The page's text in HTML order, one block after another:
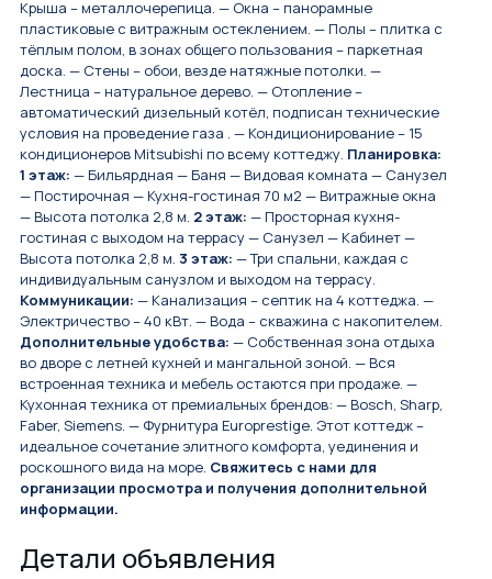
Крыша – металлочерепица. — Окна – панорамные
пластиковые с витражным остеклением. — Полы – плитка с
тёплым полом, в зонах общего пользования – паркетная
доска. — Стены – обои, везде натяжные потолки. —
Лестница – натуральное дерево. — Отопление –
автоматический дизельный котёл, подписан технические
условия на проведение газа . — Кондиционирование – 15
кондиционеров Mitsubishi по всему коттеджу. Планировка:
1 этаж: — Бильярдная — Баня — Видовая комната — Санузел
— Постирочная — Кухня-гостиная 70 м2 — Витражные окна
— Высота потолка 2,8 м. 2 этаж: — Просторная кухня-
гостиная с выходом на террасу — Санузел — Кабинет —
Высота потолка 2,8 м. 3 этаж: — Три спальни, каждая с
индивидуальным санузлом и выходом на террасу.
Коммуникации: — Канализация – септик на 4 коттеджа. —
Электричество – 40 кВт. — Вода – скважина с накопителем.
Дополнительные удобства: — Собственная зона отдыха
во дворе с летней кухней и мангальной зоной. — Вся
встроенная техника и мебель остаются при продаже. —
Кухонная техника от премиальных брендов: — Bosch, Sharp,
Faber, Siemens. — Фурнитура Europrestige. Этот коттедж –
идеальное сочетание элитного комфорта, уединения и
роскошного вида на море. Свяжитесь с нами для
организации просмотра и получения дополнительной
информации.
Детали объявления